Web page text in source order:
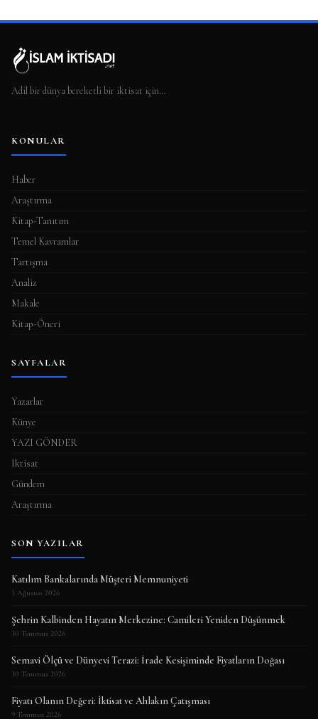
Adil bir dünya bereketli bir iktisat için…
KONULAR
Haber
Araştırma
Kitap-Tanıtım
Temel Kavramlar
Tartışma
Analiz
Makale
Kitap-Öneri
SAYFALAR
Yazarlar
Künye
YAZI GÖNDER
İktisat
Gündem
Araştırma
SON YAZILAR
Katılım Bankalarında Müşteri Memnuniyeti
3 Ağustos 2026
Şehrin Kalbinden Hayatın Merkezine: Camileri Yeniden Düşünmek
30 Temmuz 2026
Semavi Ölçü ve Dünyevi Terazi: İrade Kesişiminde Fiyatların Doğası
30 Temmuz 2026
Fiyatı Olanın Değeri: İktisat ve Ahlakın Çatışması
9 Temmuz 2026